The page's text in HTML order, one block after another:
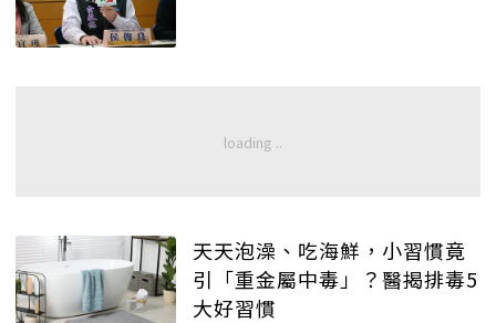
天天泡澡、吃海鮮，小習慣竟
引「重金屬中毒」？醫揭排毒5
大好習慣